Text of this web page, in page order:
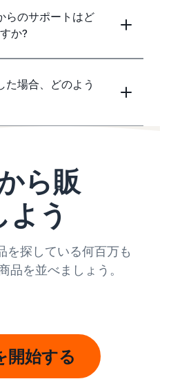
らのサポートはど
か?
た場合、どのよう
ら販
よう
を探している何百万も
品を並べましょう。
開始する